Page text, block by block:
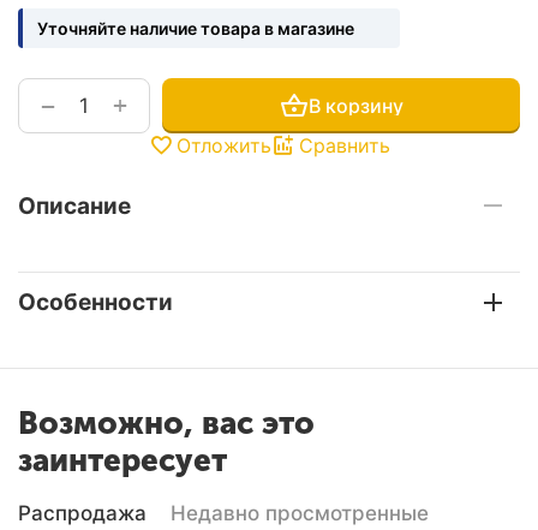
Уточняйте наличие товара в магазине
+
−
В корзину
Отложить
Сравнить
Описание
Особенности
Возможно, вас это
заинтересует
Распродажа Недавно просмотренные